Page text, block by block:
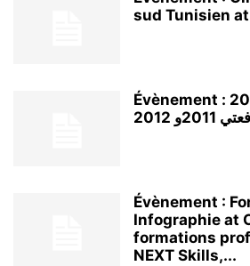
Évènement : تفعيل انتداب بقية 2010
Évènement :
Infographie at
formations
NEXT Skills,...